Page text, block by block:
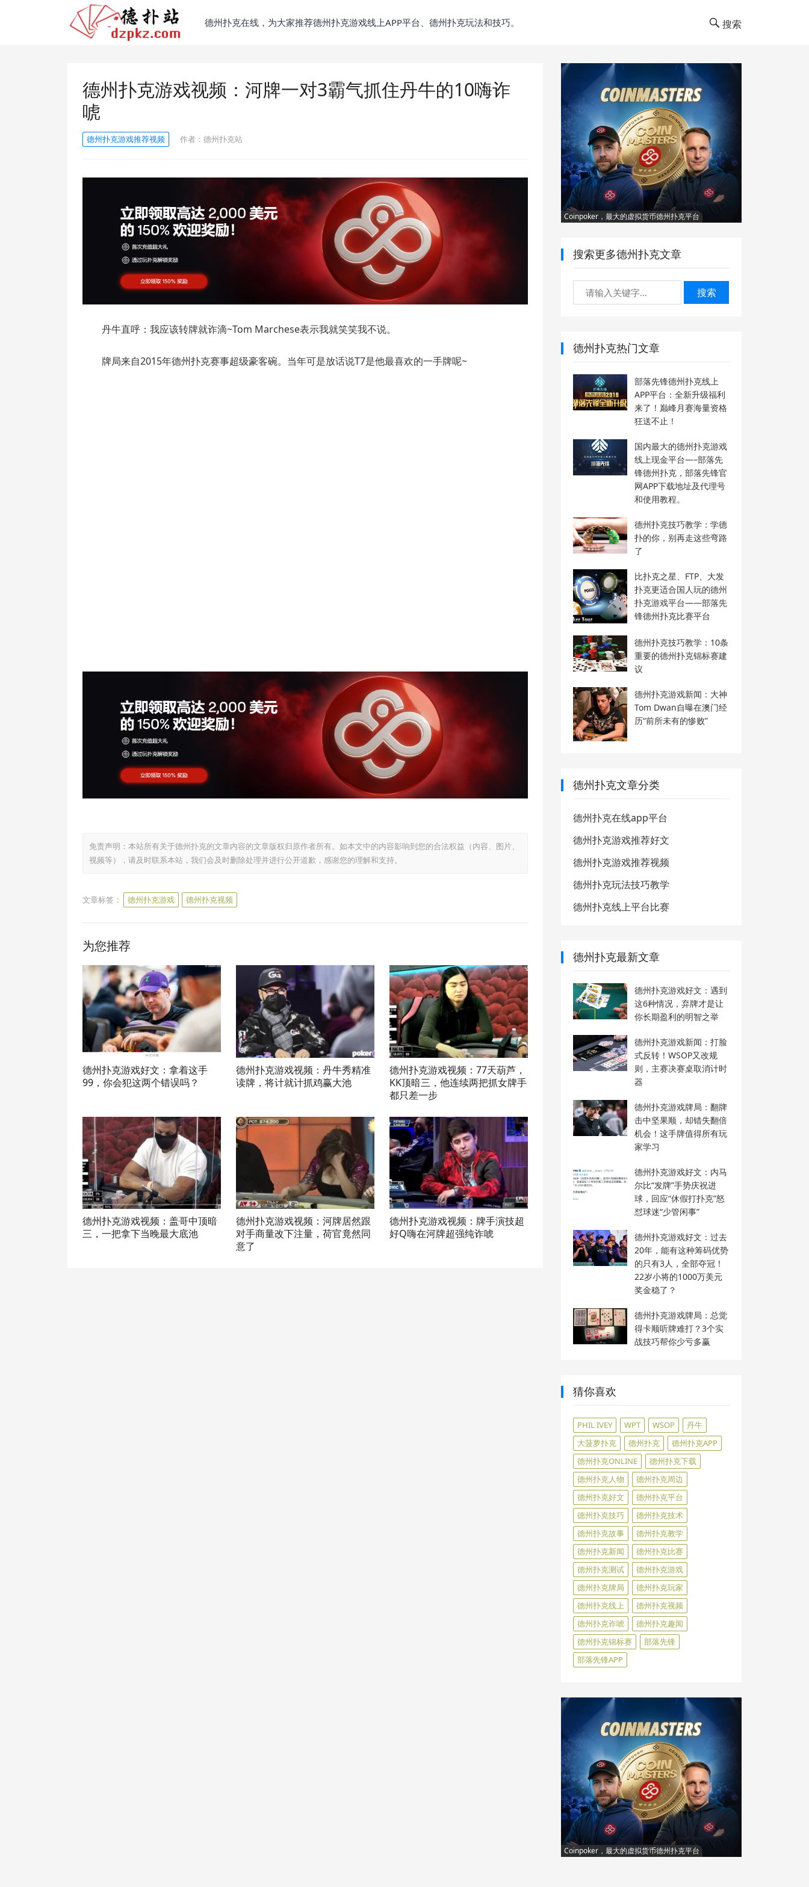
德州扑克在线，为大家推荐德州扑克游戏线上APP平台、德州扑克玩法和技巧。 搜索
德州扑克游戏视频：河牌一对3霸气抓住丹牛的10嗨诈
唬
德州扑克游戏推荐视频 作者： 德州扑克站
丹牛直呼：我应该转牌就诈滴~Tom Marchese表示我就笑笑我不说。
牌局来自2015年德州扑克赛事超级豪客碗。当年可是放话说T7是他最喜欢的一手牌呢~
免责声明：本站所有关于德州扑克的文章内容的文章版权归原作者所有。如本文中的内容影响到您的合法权益（内容、图片、
视频等），请及时联系本站，我们会及时删除处理并进行公开道歉，感谢您的理解和支持。
文章标签： 德州扑克游戏 德州扑克视频
为您推荐
德州扑克游戏好文：拿着这手
99，你会犯这两个错误吗？
德州扑克游戏视频：丹牛秀精准
读牌，将计就计抓鸡赢大池
德州扑克游戏视频：77天葫芦，
KK顶暗三，他连续两把抓女牌手
都只差一步
德州扑克游戏视频：盖哥中顶暗
三，一把拿下当晚最大底池
德州扑克游戏视频：河牌居然跟
对手商量改下注量，荷官竟然同
意了
德州扑克游戏视频：牌手演技超
好Q嗨在河牌超强纯诈唬
Coinpoker，最大的虚拟货币德州扑克平台
搜索更多德州扑克文章
搜索
德州扑克热门文章
部落先锋德州扑克线上
APP平台：全新升级福利
来了！巅峰月赛海量资格
狂送不止！
国内最大的德州扑克游戏
线上现金平台—–部落先
锋德州扑克，部落先锋官
网APP下载地址及代理号
和使用教程。
德州扑克技巧教学：学德
扑的你，别再走这些弯路
了
比扑克之星、FTP、大发
扑克更适合国人玩的德州
扑克游戏平台——部落先
锋德州扑克比赛平台
德州扑克技巧教学：10条
重要的德州扑克锦标赛建
议
德州扑克游戏新闻：大神
Tom Dwan自曝在澳门经
历“前所未有的惨败”
德州扑克文章分类
德州扑克在线app平台
德州扑克游戏推荐好文
德州扑克游戏推荐视频
德州扑克玩法技巧教学
德州扑克线上平台比赛
德州扑克最新文章
德州扑克游戏好文：遇到
这6种情况，弃牌才是让
你长期盈利的明智之举
德州扑克游戏新闻：打脸
式反转！WSOP又改规
则，主赛决赛桌取消计时
器
德州扑克游戏牌局：翻牌
击中坚果顺，却错失翻倍
机会！这手牌值得所有玩
家学习
德州扑克游戏好文：内马
尔比“发牌”手势庆祝进
球，回应“休假打扑克”怒
怼球迷“少管闲事”
德州扑克游戏好文：过去
20年，能有这种筹码优势
的只有3人，全部夺冠！
22岁小将的1000万美元
奖金稳了？
德州扑克游戏牌局：总觉
得卡顺听牌难打？3个实
战技巧帮你少亏多赢
猜你喜欢
PHIL IVEY WPT WSOP
丹牛
大菠萝扑克
德州扑克
德州扑克APP
德州扑克ONLINE
德州扑克下载
德州扑克人物
德州扑克周边
德州扑克好文
德州扑克平台
德州扑克技巧
德州扑克技术
德州扑克故事
德州扑克教学
德州扑克新闻
德州扑克比赛
德州扑克测试
德州扑克游戏
德州扑克牌局
德州扑克玩家
德州扑克线上
德州扑克视频
德州扑克诈唬
德州扑克趣闻
德州扑克锦标赛
部落先锋
部落先锋APP
Coinpoker，最大的虚拟货币德州扑克平台